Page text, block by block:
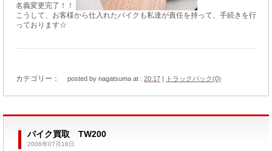
名義変更完了！！
こうして、お客様から仕入れたバイクも私達が責任を持って、手続きを行
っております☆
カテゴリー： posted by nagatsuma at : 20:17 | トラックバック(0)
バイク買取 TW200
2006年07月18日